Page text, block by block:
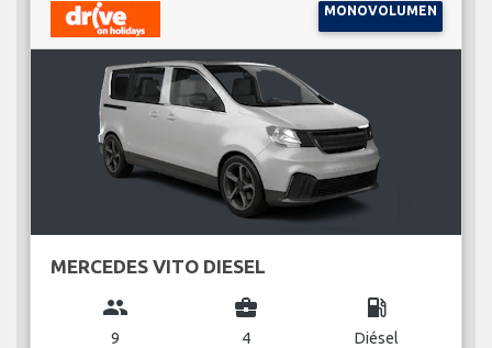
MONOVOLUMEN
MERCEDES VITO DIESEL
group
9
business_center
4
local_gas_station
Diésel